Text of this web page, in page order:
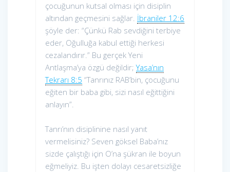
çocuğunun kutsal olması için disiplin
altından geçmesini sağlar. İbraniler 12:6
şöyle der: “Çünkü Rab sevdiğini terbiye
eder, Oğulluğa kabul ettiği herkesi
cezalandırır.” Bu gerçek Yeni
Antlaşma’ya özgü değildir;Yasa’nın
Tekrarı 8:5 “Tanrınız RAB’bin, çocuğunu
eğiten bir baba gibi, sizi nasıl eğittiğini
anlayın”.
Tanrı’nın disiplinine nasıl yanıt
vermelisiniz? Seven göksel Baba’nız
sizde çalıştığı için O’na şükran ile boyun
eğmeliyiz. Bu işten dolayı cesaretsizliğe